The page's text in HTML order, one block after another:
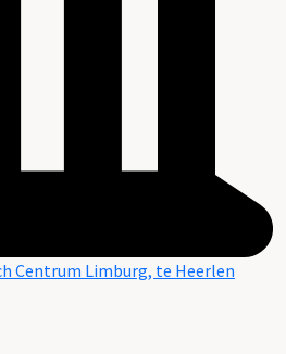
Centrum Limburg, te Heerlen